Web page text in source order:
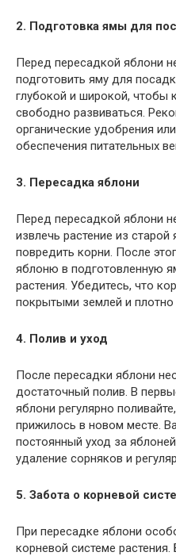
2. Подготовка ямы для
Перед пересадкой яблони
подготовить яму для
глубокой и широкой, чтобы
свободно развиваться.
органические удобрения
обеспечения питательных
3. Пересадка яблони
Перед пересадкой яблони
извлечь растение из
повредить корни. После
яблоню в подготовленную
растения. Убедитесь, что
покрытыми землей и плотно
4. Полив и уход
После пересадки яблони
достаточный полив. В
яблони регулярно
прижилось в новом месте.
постоянный уход за
удаление сорняков и
5. Забота о корневой
При пересадке яблони
корневой системе растения.